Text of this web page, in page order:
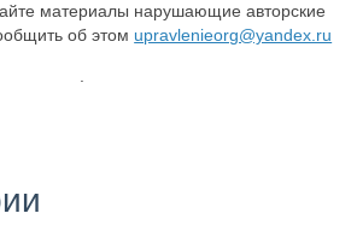
материалы нарушающие авторские
об этом upravlenieorg@yandex.ru